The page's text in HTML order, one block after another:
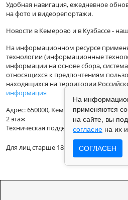
Удобная навигация, ежедневное
на фото и видеорепортажи.
Новости в Кемерово и в Кузбассе -
На информационном ресурсе
технологии (информационные
информации на основе сбора,
относящихся к предпочтениям
находящихся на территории
информация
Адрес: 650000, Кемеровская Область,
2 этаж
Техническая поддержка:
Для лиц старше 18 лет.
На
применяются
на сайте, вы
согласие на их
СОГЛАСЕН